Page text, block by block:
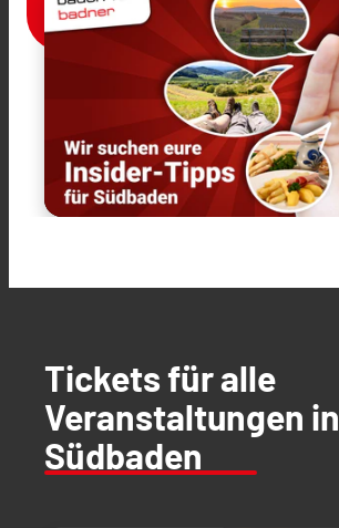
Tickets für alle
Veranstaltungen in
Südbaden